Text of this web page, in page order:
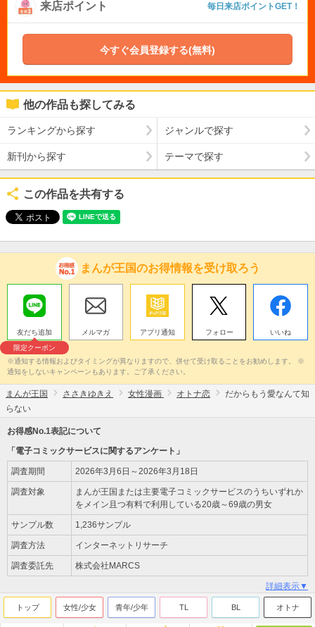
来店ポイント 毎日来店ポイントGET！
今すぐ会員登録する(無料)
他の作品も探してみる
ランキングから探す ジャンルで探す
新刊から探す テーマで探す
この作品を共有する
まんが王国のお得情報を受け取ろう
友だち追加
限定クーポン
メルマガ アプリ通知 フォロー いいね
※通知する情報およびタイミングが異なりますので、併せて受け取ることをお勧めします。 ※
通知をしないキャンペーンもあります。ご了承ください。
まんが王国 ささきゆきえ 女性漫画 オトナ恋
だからもう愛なんて知
らない
お得感No.1表記について
「電子コミックサービスに関するアンケート」
調査期間 2026年3月6日～2026年3月18日
調査対象
まんが王国または主要電子コミックサービスのうちいずれか
をメイン且つ有料で利用している20歳～69歳の男女
サンプル数 1,236サンプル
調査方法 インターネットリサーチ
調査委託先 株式会社MARCS
詳細表示▼
トップ 女性/少女 青年/少年 TL BL オトナ